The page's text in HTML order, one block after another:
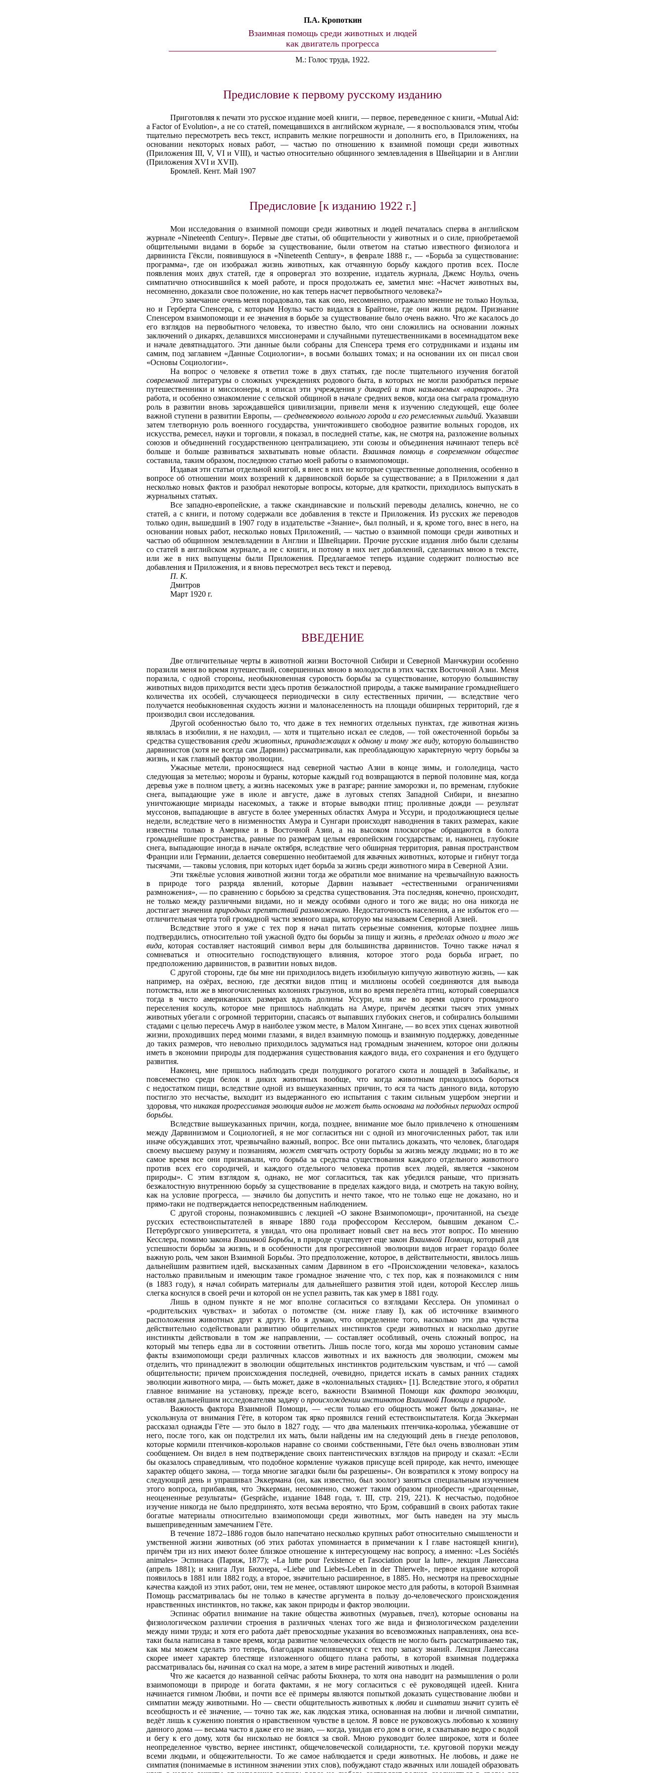
П.А. Кропоткин
Взаимная помощь среди животных и людей
как двигатель прогресса
М.: Голос труда, 1922.
Предисловие к первому русскому изданию
Приготовляя к печати это русское издание моей книги, — первое, переведенное с книги, «Mutual Aid:
a Factor of Evolution», а не со статей, помещавшихся в английском журнале, — я воспользовался этим, чтобы
тщательно пересмотреть весь текст, исправить мелкие погрешности и дополнить его, в Приложениях, на
основании некоторых новых работ, — частью по отношению к взаимной помощи среди животных
(Приложения III, V, VI и VIII), и частью относительно общинного землевладения в Швейцарии и в Англии
(Приложения XVI и XVII).
Бромлей. Кент. Май 1907
Предисловие [к изданию 1922 г.]
Мои исследования о взаимной помощи среди животных и людей печаталась сперва в английском
журнале «Nineteenth Century». Первые две статьи, об общительности у животных и о силе, приобретаемой
общительными видами в борьбе за существование, были ответом на статью известного физиолога и
дарвиниста Гёксли, появившуюся в «Nineteenth Century», в феврале 1888 г., — «Борьба за существование:
программа», где он изображал жизнь животных, как отчаянную борьбу каждого против всех. После
появления моих двух статей, где я опровергал это воззрение, издатель журнала, Джемс Ноульз, очень
симпатично относившийся к моей работе, и прося продолжать ее, заметил мне: «Насчет животных вы,
несомненно, доказали свое положение, но как теперь насчет первобытного человека?»
Это замечание очень меня порадовало, так как оно, несомненно, отражало мнение не только Ноульза,
но и Герберта Спенсера, с которым Ноульз часто видался в Брайтоне, где они жили рядом. Признание
Спенсером взаимопомощи и ее значения в борьбе за существование было очень важно. Что же касалось до
его взглядов на первобытного человека, то известно было, что они сложились на основании ложных
заключений о дикарях, делавшихся миссионерами и случайными путешественниками в восемнадцатом веке
и начале девятнадцатого. Эти данные были собраны для Спенсера тремя его сотрудниками и изданы им
самим, под заглавием «Данные Социологии», в восьми больших томах; и на основании их он писал свои
«Основы Социологии».
На вопрос о человеке я ответил тоже в двух статьях, где после тщательного изучения богатой
современной литературы о сложных учреждениях родового быта, в которых не могли разобраться первые
путешественники и миссионеры, я описал эти учрежденияу дикарей и так называемых «варваров». Эта
работа, и особенно ознакомление с сельской общиной в начале средних веков, когда она сыграла громадную
роль в развитии вновь зарождавшейся цивилизации, привели меня к изучению следующей, еще более
важной ступени в развитии Европы, —средневекового вольного города и его ремесленных гильдий.Указавши
затем тлетворную роль военного государства, уничтожившего свободное развитие вольных городов, их
искусства, ремесел, науки и торговли, я показал, в последней статье, как, не смотря на, разложение вольных
союзов и объединений государственною централизациею, эти союзы и объединения начинают теперь всё
больше и больше развиваться захватывать новые области. Взаимная помощь в современном обществе
составила, таким образом, последнюю статью моей работы о взаимопомощи.
Издавая эти статьи отдельной книгой, я внес в них не которые существенные дополнения, особенно в
вопросе об отношении моих воззрений к дарвиновской борьбе за существование; а в Приложении я дал
несколько новых фактов и разобрал некоторые вопросы, которые, для краткости, приходилось выпускать в
журнальных статьях.
Все западно-европейские, а также скандинавские и польский переводы делались, конечно, не со
статей, а с книги, и потому содержали все добавления в тексте и Приложения. Из русских же переводов
только один, вышедший в 1907 году в издательстве «Знание», был полный, и я, кроме того, внес в него, на
основании новых работ, несколько новых Приложений, — частью о взаимной помощи среди животных и
частью об общинном землевладении в Англии и Швейцарии. Прочие русские издания либо были сделаны
со статей в английском журнале, а не с книги, и потому в них нет добавлений, сделанных мною в тексте,
или же в них выпущены были Приложения. Предлагаемое теперь издание содержит полностью все
добавления и Приложения, и я вновь пересмотрел весь текст и перевод.
П. К.
Дмитров
Март 1920 г.
ВВЕДЕНИЕ
Две отличительные черты в животной жизни Восточной Сибири и Северной Манчжурии особенно
поразили меня во время путешествий, совершенных мною в молодости в этих частях Восточной Азии. Меня
поразила, с одной стороны, необыкновенная суровость борьбы за существование, которую большинству
животных видов приходится вести здесь против безжалостной природы, а также вымирание громаднейшего
количества их особей, случающееся периодически в силу естественных причин, — вследствие чего
получается необыкновенная скудость жизни и малонаселенность на площади обширных территорий, где я
производил свои исследования.
Другой особенностью было то, что даже в тех немногих отдельных пунктах, где животная жизнь
являлась в изобилии, я не находил, — хотя и тщательно искал ее следов, — той ожесточенной борьбы за
средства существованиясреди животных, принадлежащих к одному и тому же виду, которую большинство
дарвинистов (хотя не всегда сам Дарвин) рассматривали, как преобладающую характерную черту борьбы за
жизнь, и как главный фактор эволюции.
Ужасные метели, проносящиеся над северной частью Азии в конце зимы, и гололедица, часто
следующая за метелью; морозы и бураны, которые каждый год возвращаются в первой половине мая, когда
деревья уже в полном цвету, а жизнь насекомых уже в разгаре; ранние заморозки и, по временам, глубокие
снега, выпадающие уже в июле и августе, даже в луговых степях Западной Сибири, и внезапно
уничтожающие мириады насекомых, а также и вторые выводки птиц; проливные дожди — результат
муссонов, выпадающие в августе в более умеренных областях Амура и Уссури, и продолжающиеся целые
недели, вследствие чего в низменностях Амура и Сунгари происходят наводнения в таких размерах, какие
известны только в Америке и в Восточной Азии, а на высоком плоскогорье обращаются в болота
громаднейшие пространства, равные по размерам целым европейским государствам; и, наконец, глубокие
снега, выпадающие иногда в начале октября, вследствие чего обширная территория, равная пространством
Франции или Германии, делается совершенно необитаемой для жвачных животных, которые и гибнут тогда
тысячами, — таковы условия, при которых идет борьба за жизнь среди животного мира в Северной Азии.
Эти тяжёлые условия животной жизни тогда же обратили мое внимание на чрезвычайную важность
в природе того разряда явлений, которые Дарвин называет «естественными ограничениями
размножения», — по сравнению с борьбою за средства существования. Эта последняя, конечно, происходит,
не только между различными видами, но и между особями одного и того же вида; но она никогда не
достигает значения природных препятствий размножению. Недостаточность населения, а не избыток его —
отличительная черта той громадной части земного шара, которую мы называем Северной Азией.
Вследствие этого я уже с тех пор я начал питать серьезные сомнения, которые позднее лишь
подтвердились, относительно той ужасной будто бы борьбы за пищу и жизнь,в пределах одного и того же
вида,
которая составляет настоящий символ веры для большинства дарвинистов. Точно также начал я
сомневаться и относительно господствующего влияния, которое этого рода борьба играет, по
предположению дарвинистов, в развитии новых видов.
С другой стороны, где бы мне ни приходилось видеть изобильную кипучую животную жизнь, — как
например, на озёрах, весною, где десятки видов птиц и миллионы особей соединяются для вывода
потомства, или же в многочисленных колониях грызунов, или во время перелёта птиц, который совершался
тогда в чисто американских размерах вдоль долины Уссури, или же во время одного громадного
переселения косуль, которое мне пришлось наблюдать на Амуре, причём десятки тысяч этих умных
животных убегали с огромной территории, спасаясь от выпавших глубоких снегов, и собирались большими
стадами с целью пересечь Амур в наиболее узком месте, в Малом Хингане, — во всех этих сценах животной
жизни, проходивших перед моими глазами, я видел взаимную помощь и взаимную поддержку, доведенные
до таких размеров, что невольно приходилось задуматься над громадным значением, которое они должны
иметь в экономии природы для поддержания существования каждого вида, его сохранения и его будущего
развития.
Наконец, мне пришлось наблюдать среди полудикого рогатого скота и лошадей в Забайкалье, и
повсеместно среди белок и диких животных вообще, что когда животным приходилось бороться
с недостатком пищи, вследствие одной из вышеуказанных причин, товсята часть данного вида, которую
постигло это несчастье, выходит из выдержанного ею испытания с таким сильным ущербом энергии и
здоровья, что никакая прогрессивная эволюция видов не может быть основана на подобных периодах острой
борьбы.
Вследствие вышеуказанных причин, когда, позднее, внимание мое было привлечено к отношениям
между Дарвинизмом и Социологией, я не мог согласиться ни с одной из многочисленных работ, так или
иначе обсуждавших этот, чрезвычайно важный, вопрос. Все они пытались доказать, что человек, благодаря
своему высшему разуму и познаниям, можетсмягчать остроту борьбы за жизнь между людьми; но в то же
самое время все они признавали, что борьба за средства существования каждого отдельного животного
против всех его сородичей, и каждого отдельного человека против всех людей, является «законом
природы». С этим взглядом я, однако, не мог согласиться, так как убедился раньше, что признать
безжалостную внутреннюю борьбу за существование в пределах каждого вида, и смотреть на такую войну,
как на условие прогресса, — значило бы допустить и нечто такое, что не только еще не доказано, но и
прямо-таки не подтверждается непосредственным наблюдением.
С другой стороны, познакомившись с лекцией «О законе Взаимопомощи», прочитанной, на съезде
русских естествоиспытателей в январе 1880 года профессором Кесслером, бывшим деканом С.-
Петербургского университета, я увидал, что она проливает новый свет на весь этот вопрос. По мнению
Кесслера, помимо закона Взаимной Борьбы,в природе существует еще закон Взаимной Помощи,который для
успешности борьбы за жизнь, и в особенности для прогрессивной эволюции видов играет гораздо более
важную роль, чем закон Взаимной Борьбы. Это предположение, которое, в действительности, явилось лишь
дальнейшим развитием идей, высказанных самим Дарвином в его «Происхождении человека», казалось
настолько правильным и имеющим такое громадное значение что, с тех пор, как я познакомился с ним
(в 1883 году), я начал собирать материалы для дальнейшего развития этой идеи, которой Кесслер лишь
слегка коснулся в своей речи и которой он не успел развить, так как умер в 1881 году.
Лишь в одном пункте я не мог вполне согласиться со взглядами Кесслера. Он упоминал о
«родительских чувствах» и заботах о потомстве (см. ниже главу I), как об источнике взаимного
расположения животных друг к другу. Но я думаю, что определение того, насколько эти два чувства
действительно содействовали развитию общительных инстинктов среди животных и насколько другие
инстинкты действовали в том же направлении, — составляет особливый, очень сложный вопрос, на
который мы теперь едва ли в состоянии ответить. Лишь после того, когда мы хорошо установим самые
факты взаимопомощи среди различных классов животных и их важность для эволюции, сможем мы
отделить, что принадлежит в эволюции общительных инстинктов родительским чувствам, и чтó — самой
общительности; причем происхождения последней, очевидно, придется искать в самых ранних стадиях
эволюции животного мира, — быть может, даже в «колониальных стадиях» [1]. Вследствие этого, я обратил
главное внимание на установку, прежде всего, важности Взаимной Помощи как фактора эволюции,
оставляя дальнейшим исследователям задачу о происхождении инстинктов Взаимной Помощи в природе.
Важность фактора Взаимной Помощи, — «если только его общность может быть доказана», не
ускользнула от внимания Гёте, в котором так ярко проявился гений естествоиспытателя. Когда Эккерман
рассказал однажды Гёте — это было в 1827 году, — что два маленьких птенчика-королька, убежавшие от
него, после того, как он подстрелил их мать, были найдены им на следующий день в гнезде реполовов,
которые кормили птенчиков-корольков наравне со своими собственными, Гёте был очень взволнован этим
сообщением. Он видел в нем подтверждение своих пантеистических взглядов на природу и сказал: «Если
бы оказалось справедливым, что подобное кормление чужаков присуще всей природе, как нечто, имеющее
характер общего закона, — тогда многие загадки были бы разрешены». Он возвратился к этому вопросу на
следующий день и упрашивал Эккермана (он, как известно, был зоолог) заняться специальным изучением
этого вопроса, прибавляя, что Эккерман, несомненно, сможет таким образом приобрести «драгоценные,
неоцененные результаты» (Gespräche, издание 1848 года, т. III, стр. 219, 221). К несчастью, подобное
изучение никогда не было предпринято, хотя весьма вероятно, что Брэм, собравший в своих работах такие
богатые материалы относительно взаимопомощи среди животных, мог быть наведен на эту мысль
вышеприведенным замечанием Гёте.
В течение 1872–1886 годов было напечатано несколько крупных работ относительно смышлености и
умственной жизни животных (об этих работах упоминается в примечании к I главе настоящей книги),
причём три из них имеют более близкое отношение к интересующему нас вопросу, а именно: «Les Sociétés
animales» Эспинаса (Париж, 1877); «La lutte pour l'existence et l'asociation pour la lutte», лекция Ланессана
(апрель 1881); и книга Луи Бюхнера, «Liebe und Liebes-Leben in der Thierwelt», первое издание которой
появилось в 1881 или 1882 году, а второе, значительно расширенное, в 1885. Но, несмотря на превосходные
качества каждой из этих работ, они, тем не менее, оставляют широкое место для работы, в которой Взаимная
Помощь рассматривалась бы не только в качестве аргумента в пользу до-человеческого происхождения
нравственных инстинктов, но также, как закон природы и фактор эволюции.
Эспинас обратил внимание на такие общества животных (муравьев, пчел), которые основаны на
физиологическом различии строения в различных членах того же вида и физиологическом разделении
между ними труда; и хотя его работа даёт превосходные указания во всевозможных направлениях, она все-
таки была написана в такое время, когда развитие человеческих обществ не могло быть рассматриваемо так,
как мы можем сделать это теперь, благодаря накопившемуся с тех пор запасу знаний. Лекция Ланессана
скорее имеет характер блестяще изложенного общего плана работы, в которой взаимная поддержка
рассматривалась бы, начиная со скал на море, а затем в мире растений животных и людей.
Что же касается до названной сейчас работы Бюхнера, то хотя она наводит на размышления о роли
взаимопомощи в природе и богата фактами, я не могу согласиться с её руководящей идеей. Книга
начинается гимном Любви, и почти все её примеры являются попыткой доказать существование любви и
симпатии между животными. Но — свести общительность животных клюбвиисимпатиизначит сузить её
всеобщность и её значение, — точно так же, как людская этика, основанная на любви и личной симпатии,
ведёт лишь к сужению понятия о нравственном чувстве в целом. Я вовсе не руковожусь любовью к хозяину
данного дома — весьма часто я даже его не знаю, — когда, увидав его дом в огне, я схватываю ведро с водой
и бегу к его дому, хотя бы нисколько не боялся за свой. Мною руководит более широкое, хотя и более
неопределенное чувство, вернее инстинкт, общечеловеческой солидарности, т.е. круговой поруки между
всеми людьми, и общежительности. То же самое наблюдается и среди животных. Не любовь, и даже не
симпатия (понимаемые в истинном значении этих слов), побуждают стадо жвачных или лошадей образовать